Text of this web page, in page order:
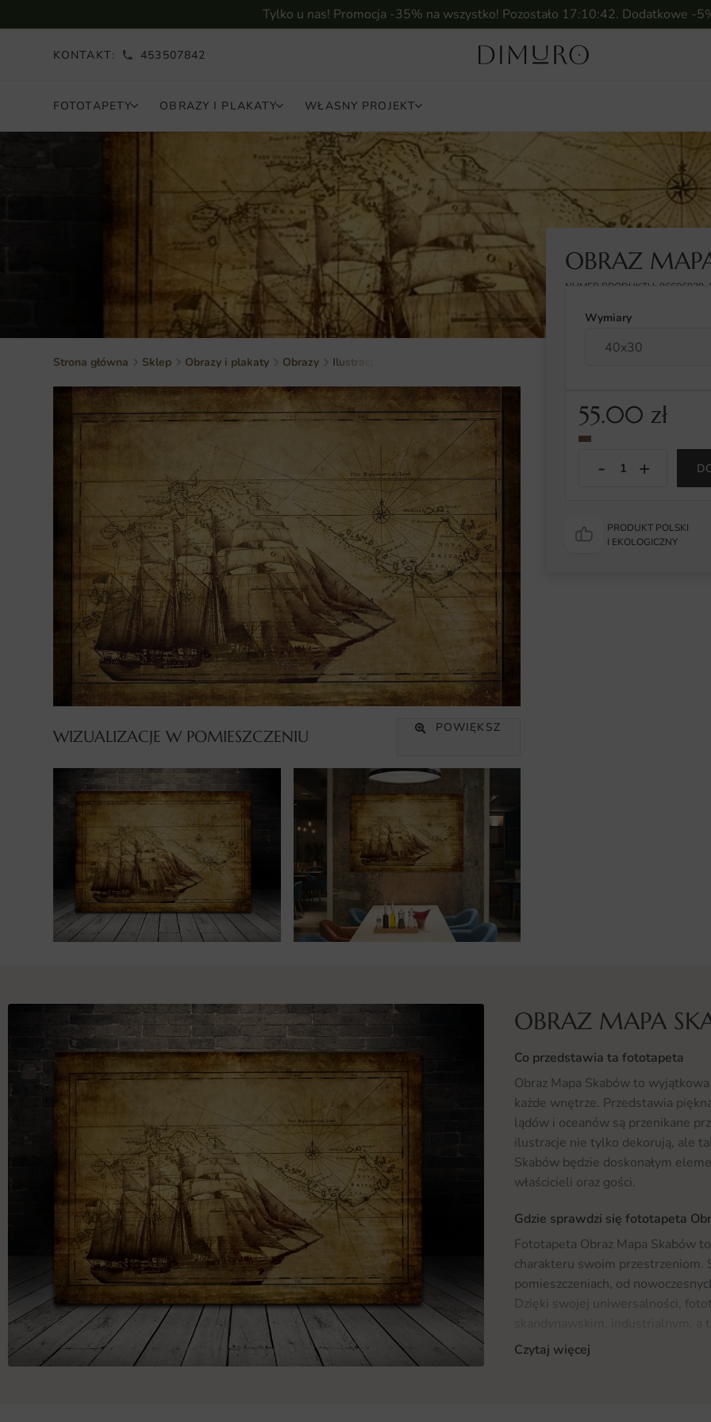
Tylko u nas! Promocja -35% na wszystko! Pozostało 17:10:41. Dodatkowe -
KONTAKT: 453507842
FOTOTAPETY OBRAZY I PLAKATY WŁASNY PROJEKT
Strona główna Sklep Obrazy i plakaty Obrazy Ilustracja
WIZUALIZACJE W POMIESZCZENIU POWIĘKSZ
OBRAZ
NUMER PRODUKTU: 96606929-1
Wymiary
55.00 zł
PRODUKT POLSKI
I EKOLOGICZNY
OBRAZ MAPA
Co przedstawia ta fototapeta
Obraz Mapa Skabów to
każde wnętrze. Przedstawia
lądów i oceanów są przenikane
ilustracje nie tylko dekorują, ale
Skabów będzie doskonałym
właścicieli oraz gości.
Gdzie sprawdzi się fototapeta
Fototapeta Obraz Mapa Skabów
charakteru swoim przestrzeniom.
pomieszczeniach, od
Dzięki swojej uniwersalności,
dekoracyjny, wprowadza do
Czytaj więcej